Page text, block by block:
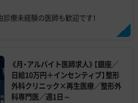
療未経験の医師も歓迎です！
《月・アルバイト医師求人》【銀座／
日給10万円＋インセンティブ】整形
外科クリニック×再生医療／整形外
科専門医／週1日～